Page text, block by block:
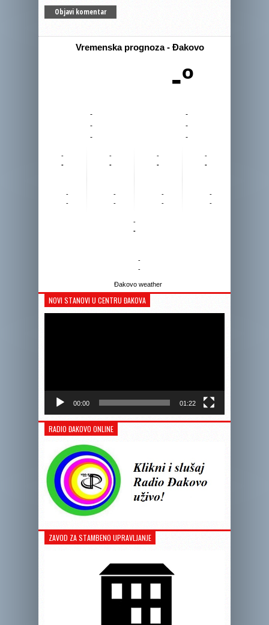
Vremenska prognoza - Đakovo
-º
-
-
-
-
-
-
-
-
-
-
-
-
-
-
-
-
-
-
-
-
-
-
-
-
-
-
Đakovo weather
NOVI STANOVI U CENTRU ĐAKOVA
00:00 01:22
RADIO ĐAKOVO ONLINE
ZAVOD ZA STAMBENO UPRAVLJANJE